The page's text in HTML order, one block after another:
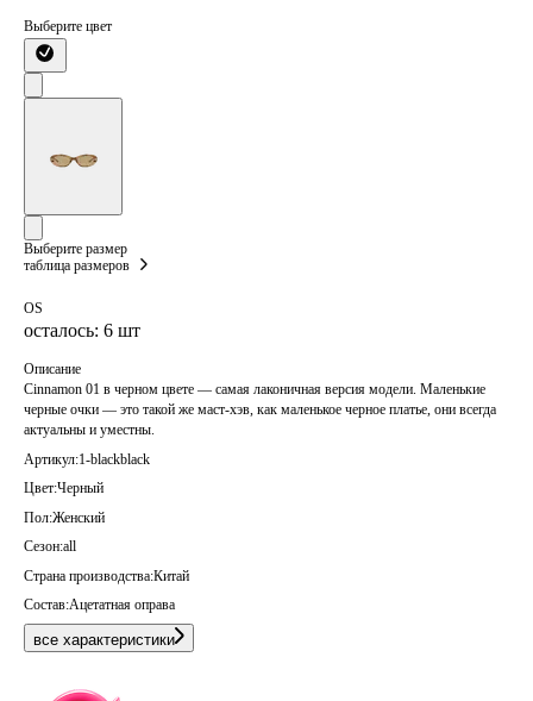
Выберите цвет
Выберите размер
таблица размеров
OS
осталось: 6 шт
Описание
Cinnamon 01 в черном цвете — самая лаконичная версия модели. Маленькие
черные очки — это такой же маст-хэв, как маленькое черное платье, они всегда
актуальны и уместны.
Артикул:1-blackblack
Цвет:Черный
Пол:Женский
Сезон:all
Страна производства:Китай
Состав:Ацетатная оправа
все характеристики